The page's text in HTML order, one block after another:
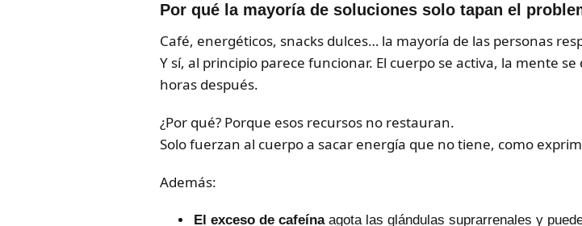
Por qué la mayoría de soluciones solo tapan el
Café, energéticos, snacks dulces… la mayoría de las personas
Y sí, al principio parece funcionar. El cuerpo se activa, la mente
horas después.
¿Por qué? Porque esos recursos no restauran.
Solo fuerzan al cuerpo a sacar energía que no tiene, como
Además:
El exceso de cafeínaagota las glándulas suprarrenales y